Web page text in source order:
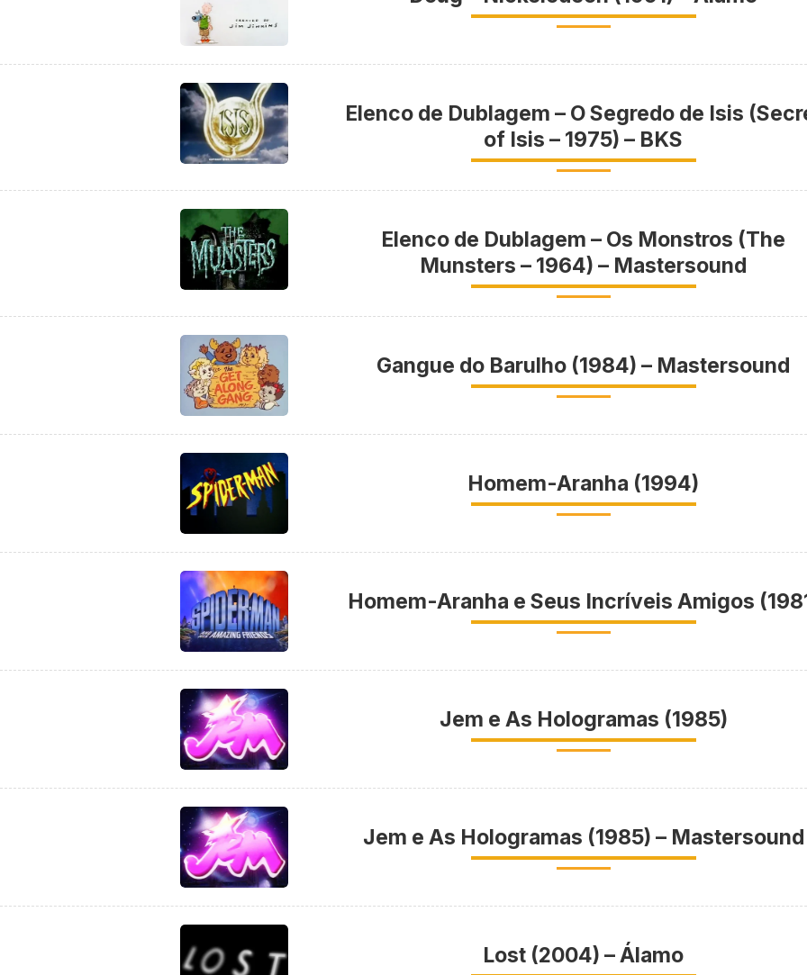
Elenco de Dublagem – O Segredo de Isis
of Isis – 1975) – BKS
Elenco de Dublagem – Os Monstros (The
Munsters – 1964) – Mastersound
Gangue do Barulho (1984) – Mastersound
Homem-Aranha (1994)
Homem-Aranha e Seus Incríveis Amigos
Jem e As Hologramas (1985)
Jem e As Hologramas (1985) – Mastersound
Lost (2004) – Álamo